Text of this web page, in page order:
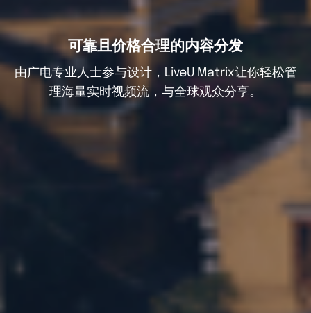
可靠且价格合理的内容分发
由广电专业人士参与设计，LiveU Matrix让你轻松管
理海量实时视频流，与全球观众分享。